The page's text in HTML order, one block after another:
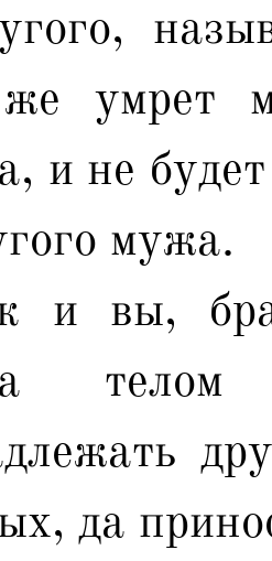
умрет
и не
мужа.
и вы,
да